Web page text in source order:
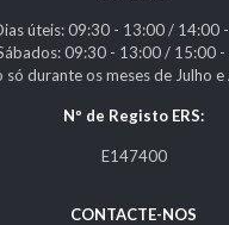
úteis: 09:30 - 13:00 / 14:00
09:30 - 13:00 / 15:00
só durante os meses de Julho
Nº de Registo ERS:
E147400
CONTACTE-NOS